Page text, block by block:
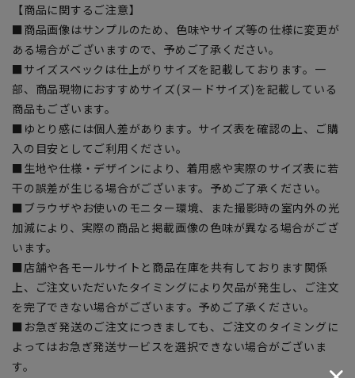
【商品に関するご注意】
■商品画像はサンプルのため、色味やサイズ等の仕様に変更が
ある場合がございますので、予めご了承ください。
■サイズスペックは仕上がりサイズを記載しております。一
部、商品現物におすすめサイズ(ヌードサイズ)を記載している
商品もございます。
■ゆとり感には個人差があります。サイズ表を確認の上、ご購
入の目安としてご利用ください。
■生地や仕様・デザインにより、着用感や実際のサイズ表に若
干の誤差が生じる場合がございます。予めご了承ください。
■ブラウザやお使いのモニター環境、また撮影時の室内外の光
加減により、実際の商品と掲載画像の色味が異なる場合がござ
います。
■店舗や各モールサイトと商品在庫を共有しております関係
上、ご注文いただいたタイミングにより欠品が発生し、ご注文
を完了できない場合がございます。予めご了承ください。
■お急ぎ発送のご注文につきましても、ご注文のタイミングに
よってはお急ぎ発送サービスを選択できない場合がございま
す。